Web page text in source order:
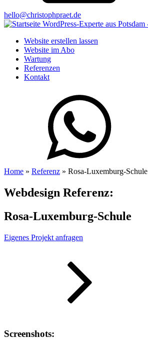
hello@christophpraet.de
Website erstellen lassen
Website im Abo
Wartung
Referenzen
Kontakt
Home » Referenz » Rosa-Luxemburg-Schule
Webdesign Referenz:
Rosa-Luxemburg-Schule
Eigenes Projekt anfragen
Screenshots: